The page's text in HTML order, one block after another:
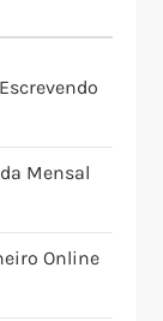
Mensal
Online